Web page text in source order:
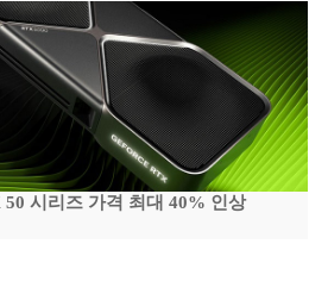
시리즈 가격 최대 40% 인상